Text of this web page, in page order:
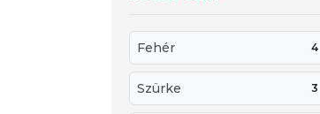
Fehér 4
Szürke 3